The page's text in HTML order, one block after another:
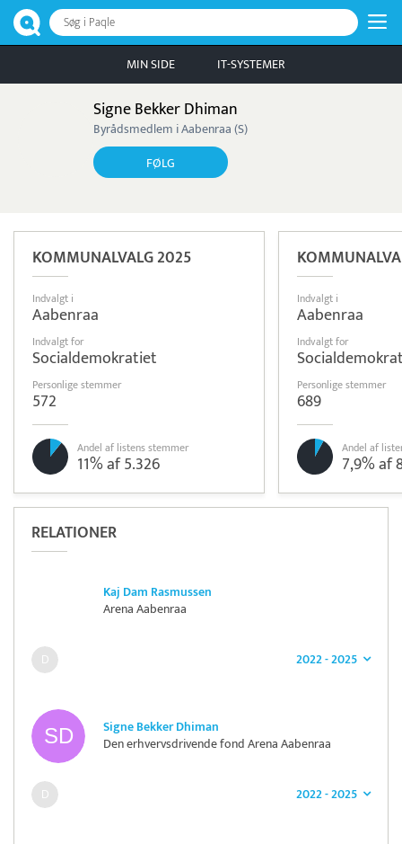
Søg i Paqle
MIN SIDE IT-SYSTEMER
Signe Bekker Dhiman
Byrådsmedlem i Aabenraa (S)
FØLG
KOMMUNALVALG 2025
Indvalgt i
Aabenraa
Indvalgt for
Socialdemokratiet
Personlige stemmer
572
Andel af listens stemmer
11% af 5.326
Indvalgt i
Aabenraa
Indvalgt for
Personlige stemmer
689
Andel af
7,9% af
RELATIONER
Kaj Dam Rasmussen
Arena Aabenraa
2022 - 2025
Signe Bekker Dhiman
Den erhvervsdrivende fond Arena Aabenraa
2022 - 2025